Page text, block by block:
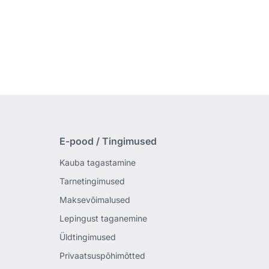
E-pood / Tingimused
Kauba tagastamine
Tarnetingimused
Maksevõimalused
Lepingust taganemine
Üldtingimused
Privaatsuspõhimõtted